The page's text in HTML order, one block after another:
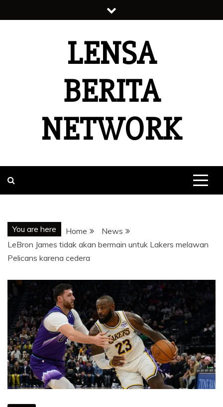
to
LENSA
BERITA
NETWORK
You are here Home
News
LeBron James tidak akan bermain untuk Lakers melawan
Pelicans karena cedera